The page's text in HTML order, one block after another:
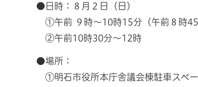
●日時：８月２日（日）
①午前 ９時～10時15分（午前８時45
②午前10時30分～12時
●場所：
​​​​​​①明石市役所本庁舎議会棟駐車スペー